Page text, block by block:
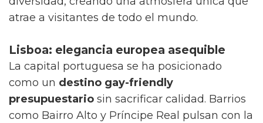
atrae a visitantes de todo el mundo.
Lisboa: elegancia europea asequible
La capital portuguesa se ha posicionado
como un destino gay-friendly
presupuestario sin sacrificar calidad. Barrios
como Bairro Alto y Príncipe Real pulsan con la